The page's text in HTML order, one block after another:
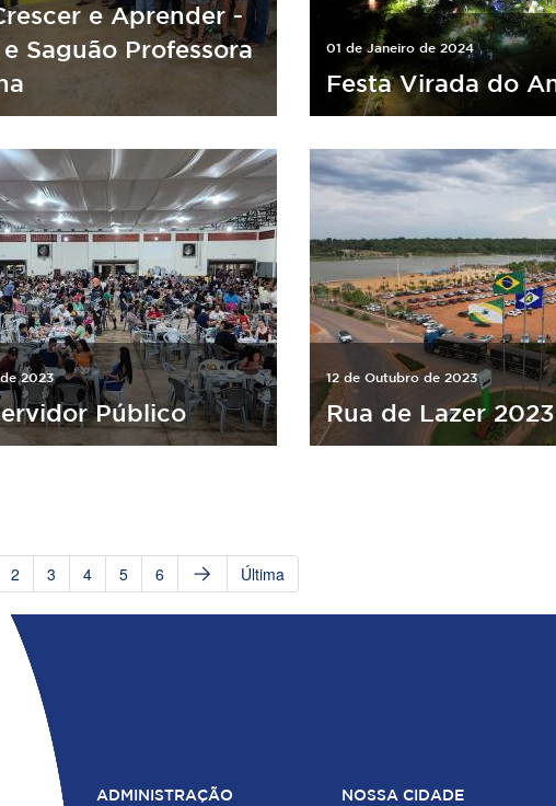
e Aprender -
Saguão Professora
01 de Janeiro de 2024
Festa Virada do
2023
Público
12 de Outubro de 2023
Rua de Lazer 2023
2 3 4 5 6 Última
ADMINISTRAÇÃO
NOSSA CIDADE